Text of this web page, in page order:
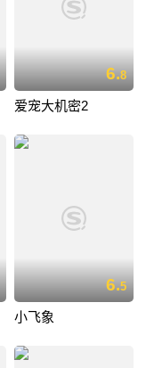
6.8
爱宠大机密2
6.5
小飞象